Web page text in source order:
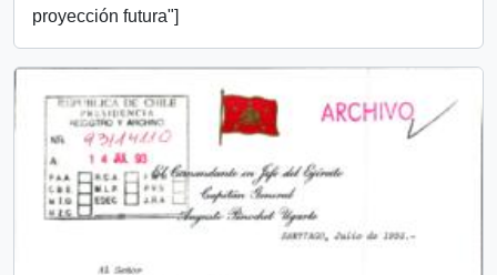
proyección futura"]